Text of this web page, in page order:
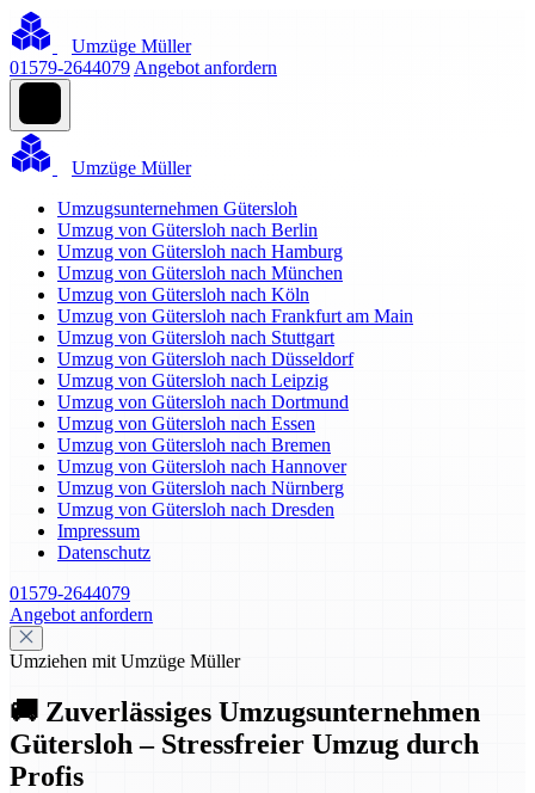
Umzüge Müller
01579-2644079 Angebot anfordern
Umzüge Müller
Umzugsunternehmen Gütersloh
Umzug von Gütersloh nach Berlin
Umzug von Gütersloh nach Hamburg
Umzug von Gütersloh nach München
Umzug von Gütersloh nach Köln
Umzug von Gütersloh nach Frankfurt am Main
Umzug von Gütersloh nach Stuttgart
Umzug von Gütersloh nach Düsseldorf
Umzug von Gütersloh nach Leipzig
Umzug von Gütersloh nach Dortmund
Umzug von Gütersloh nach Essen
Umzug von Gütersloh nach Bremen
Umzug von Gütersloh nach Hannover
Umzug von Gütersloh nach Nürnberg
Umzug von Gütersloh nach Dresden
Impressum
Datenschutz
01579-2644079
Angebot anfordern
Umziehen mit Umzüge Müller
🚚 Zuverlässiges Umzugsunternehmen
Gütersloh – Stressfreier Umzug durch
Profis